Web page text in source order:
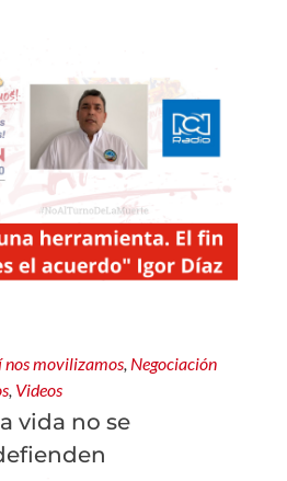
nos movilizamos Negociación
Videos
vida no se